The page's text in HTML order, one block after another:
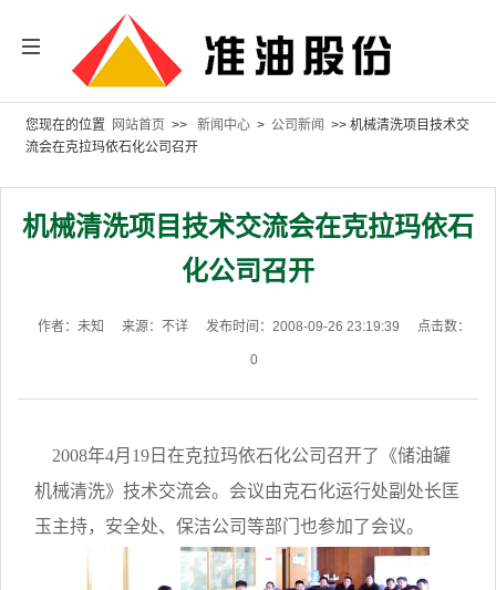
您现在的位置 网站首页 >> 新闻中心 > 公司新闻 >> 机械清洗项目技术交
流会在克拉玛依石化公司召开
机械清洗项目技术交流会在克拉玛依石
化公司召开
作者：未知 来源：不详 发布时间：2008-09-26 23:19:39 点击数：
0
2008年4月19日在克拉玛依石化公司召开了《储油罐
机械清洗》技术交流会。会议由克石化运行处副处长匡
玉主持，安全处、保洁公司等部门也参加了会议。